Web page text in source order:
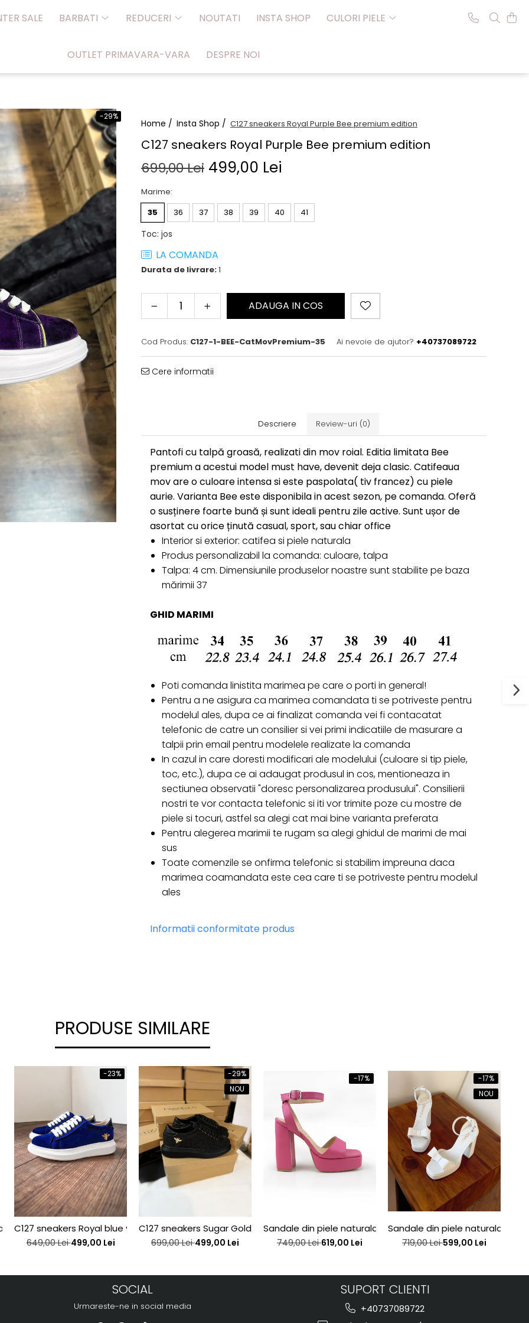
SALE BARBATI REDUCERI NOUTATI INSTA SHOP CULORI PIELE
OUTLET PRIMAVARA-VARA DESPRE NOI
Home / Insta Shop / C127 sneakers Royal Purple Bee premium edition
C127 sneakers Royal Purple Bee premium edition
-29%
699,00 Lei 499,00 Lei
Marime:
35
36 37 38 39 40 41
Toc: jos
LA COMANDA
Durata de livrare:1
ADAUGA IN COS
Cod Produs: C127-1-BEE-CatMovPremium-35 Ai nevoie de ajutor? +40737089722
Cere informatii
Descriere Review-uri (0)
Pantofi cu talpă groasă, realizati din mov roial. Editia limitata Bee
premium a acestui model must have, devenit deja clasic. Catifeaua
mov are o culoare intensa si este paspolata( tiv francez) cu piele
aurie. Varianta Bee este disponibila in acest sezon, pe comanda. Oferă
o susținere foarte bună și sunt ideali pentru zile active. Sunt ușor de
asortat cu orice ținută casual, sport, sau chiar office
Interior si exterior: catifea si piele naturala
Produs personalizabil la comanda: culoare, talpa
Talpa: 4 cm. Dimensiunile produselor noastre sunt stabilite pe baza
mărimii 37
GHID MARIMI
Poti comanda linistita marimea pe care o porti in general!
Pentru a ne asigura ca marimea comandata ti se potriveste pentru
modelul ales, dupa ce ai finalizat comanda vei fi contacatat
telefonic de catre un consilier si vei primi indicatiile de masurare a
talpii prin email pentru modelele realizate la comanda
In cazul in care doresti modificari ale modelului (culoare si tip piele,
toc, etc.), dupa ce ai adaugat produsul in cos, mentioneaza in
sectiunea observatii "doresc personalizarea produsului". Consilierii
nostri te vor contacta telefonic si iti vor trimite poze cu mostre de
piele si tocuri, astfel sa alegi cat mai bine varianta preferata
Pentru alegerea marimii te rugam sa alegi ghidul de marimi de mai
sus
Toate comenzile se onfirma telefonic si stabilim impreuna daca
marimea coamandata este cea care ti se potriveste pentru modelul
ales
Informatii conformitate produs
PRODUSE SIMILARE
rosu-burgund
-23%
C127 sneakers Royal blue velvet bee edititon
649,00 Lei499,00 Lei
-29%
NOU
C127 sneakers Sugar Gold bee edition
699,00 Lei499,00 Lei
-17%
Sandale din piele naturala roz, toc gros si platforma
749,00 Lei619,00 Lei
-17%
NOU
Sandale din piele naturala alba
719,00 Lei599,00 Lei
SOCIAL
Urmareste-ne in social media
SUPORT CLIENTI
+40737089722